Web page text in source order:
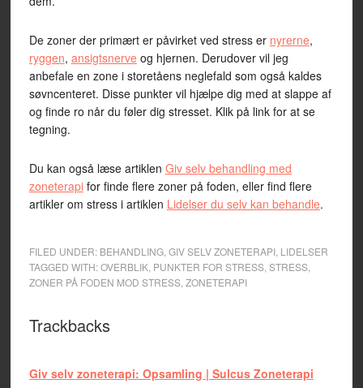
De zoner der primært er påvirket ved stress er nyrerne,
ryggen, ansigtsnerve og hjernen. Derudover vil jeg
anbefale en zone i storetåens neglefald som også kaldes
søvncenteret. Disse punkter vil hjælpe dig med at slappe af
og finde ro når du føler dig stresset. Klik på link for at se
tegning.
Du kan også læse artiklen Giv selv behandling med
zoneterapifor finde flere zoner på foden, eller find flere
artikler om stress i artiklen Lidelser du selv kan behandle.
FILED UNDER: BEHANDLING, GIV SELV ZONETERAPI, LIDELSER
TAGGED WITH:OVERBLIK, PUNKTER FOR STRESS, STRESS,
ZONER PÅ FODEN MOD STRESS, ZONETERAPI
Trackbacks
Giv selv zoneterapi: Opsamling | Sulcus Zoneterapi